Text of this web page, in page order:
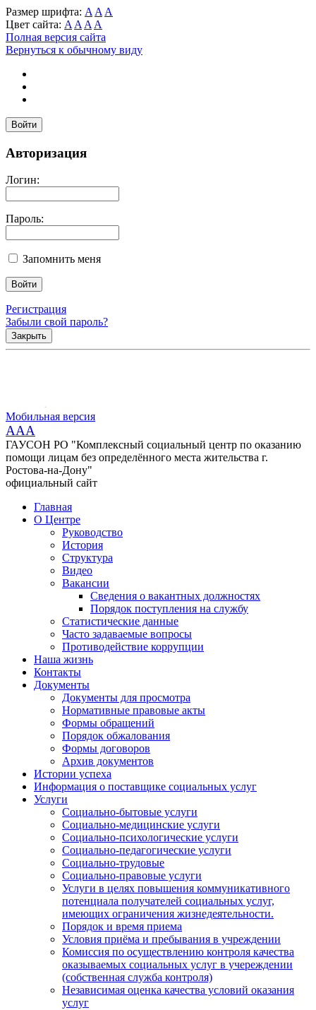
Размер шрифта: A A A
Цвет сайта: A A A A
Полная версия сайта
Вернуться к обычному виду
Войти
Авторизация
Логин:
Пароль:
Запомнить меня
Регистрация
Забыли свой пароль?
Закрыть
Мобильная версия
AAA
ГАУСОН РО "Комплексный социальный центр по оказанию
помощи лицам без определённого места жительства г.
Ростова-на-Дону"
официальный сайт
Главная
О Центре
Руководство
История
Структура
Видео
Вакансии
Сведения о вакантных должностях
Порядок поступления на службу
Статистические данные
Часто задаваемые вопросы
Противодействие коррупции
Наша жизнь
Контакты
Документы
Документы для просмотра
Нормативные правовые акты
Формы обращений
Порядок обжалования
Формы договоров
Архив документов
Истории успеха
Информация о поставщике социальных услуг
Услуги
Социально-бытовые услуги
Социально-медицинские услуги
Социально-психологические услуги
Социально-педагогические услуги
Социально-трудовые
Социально-правовые услуги
Услуги в целях повышения коммуникативного
потенциала получателей социальных услуг,
имеющих ограничения жизнедеятельности.
Порядок и время приема
Условия приёма и пребывания в учреждении
Комиссия по осуществлению контроля качества
оказываемых социальных услуг в учереждении
(собственная служба контроля)
Независимая оценка качества условий оказания
услуг